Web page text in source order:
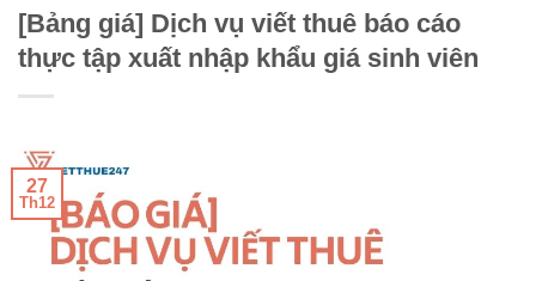
[Bảng giá] Dịch vụ viết thuê báo cáo
thực tập xuất nhập khẩu giá sinh viên
27
Th12